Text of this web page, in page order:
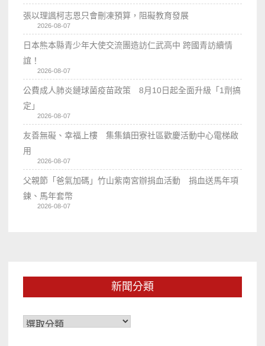
張以理諷柯志恩只會刪凍預算，阻礙教育發展
2026-08-07
日本熊本縣青少年大使交流團造訪仁武高中 跨國青訪續情
誼！
2026-08-07
公費成人肺炎鏈球菌疫苗政策 8月10日起全面升級「1劑搞
定」
2026-08-07
友善無礙、幸福上樓 集集鎮田寮社區歡慶活動中心電梯啟
用
2026-08-07
父親節「爸氣加碼」竹山紫南宮辦捐血活動 捐血送馬年項
鍊、馬年套幣
2026-08-07
新聞分類
新